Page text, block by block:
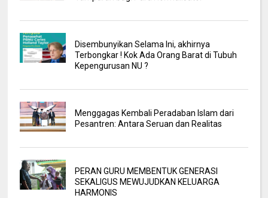
Disembunyikan Selama Ini, akhirnya
Terbongkar ! Kok Ada Orang Barat di Tubuh
Kepengurusan NU ?
Menggagas Kembali Peradaban Islam dari
Pesantren: Antara Seruan dan Realitas
PERAN GURU MEMBENTUK GENERASI
SEKALIGUS MEWUJUDKAN KELUARGA
HARMONIS